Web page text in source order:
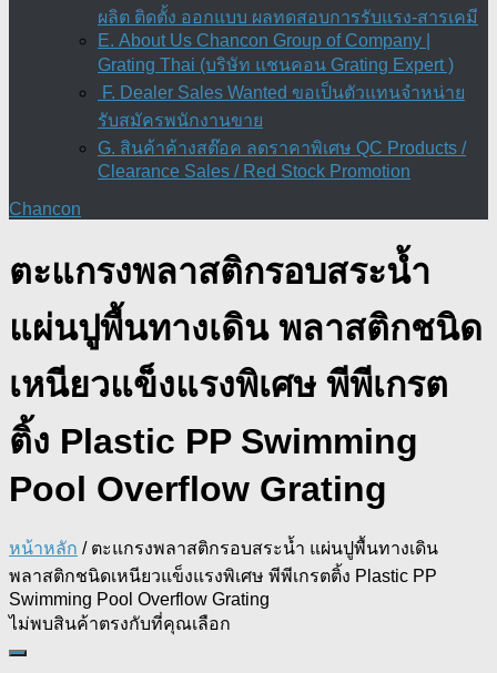
ผลิต ติดตั้ง ออกแบบ ผลทดสอบการรับแรง-สารเคมี
E. About Us Chancon Group of Company |
Grating Thai (บริษัท แชนคอน Grating Expert )
F. Dealer Sales Wanted ขอเป็นตัวแทนจำหน่าย
รับสมัครพนักงานขาย
G. สินค้าค้างสต๊อค ลดราคาพิเศษ QC Products /
Clearance Sales / Red Stock Promotion
Chancon
ตะแกรงพลาสติกรอบสระน้ำ
แผ่นปูพื้นทางเดิน พลาสติกชนิด
เหนียวแข็งแรงพิเศษ พีพีเกรต
ติ้ง Plastic PP Swimming
Pool Overflow Grating
หน้าหลัก / ตะแกรงพลาสติกรอบสระน้ำ แผ่นปูพื้นทางเดิน
พลาสติกชนิดเหนียวแข็งแรงพิเศษ พีพีเกรตติ้ง Plastic PP
Swimming Pool Overflow Grating
ไม่พบสินค้าตรงกับที่คุณเลือก